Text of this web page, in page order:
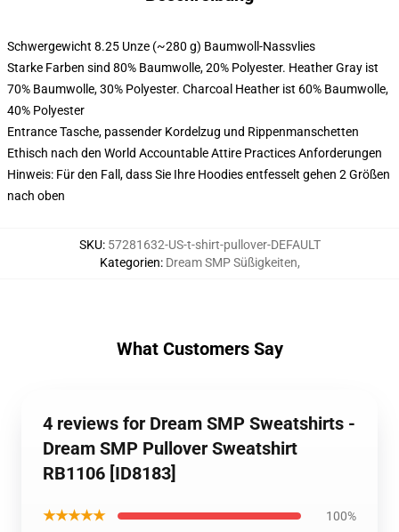
Schwergewicht 8.25 Unze (~280 g) Baumwoll-Nassvlies
Starke Farben sind 80% Baumwolle, 20% Polyester. Heather Gray ist
70% Baumwolle, 30% Polyester. Charcoal Heather ist 60% Baumwolle,
40% Polyester
Entrance Tasche, passender Kordelzug und Rippenmanschetten
Ethisch nach den World Accountable Attire Practices Anforderungen
Hinweis: Für den Fall, dass Sie Ihre Hoodies entfesselt gehen 2 Größen
nach oben
SKU: 57281632-US-t-shirt-pullover-DEFAULT
Kategorien: Dream SMP Süßigkeiten,
What Customers Say
4 reviews for Dream SMP Sweatshirts -
Dream SMP Pullover Sweatshirt
RB1106 [ID8183]
★★★★★ 100%